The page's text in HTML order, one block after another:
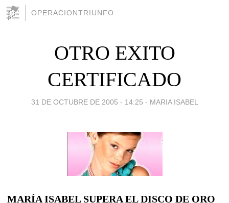
OPERACIONTRIUNFO
OTRO EXITO
CERTIFICADO
31 DE OCTUBRE DE 2005 - 14:25 - MARIA ISABEL
MARÍA ISABEL SUPERA EL DISCO DE ORO